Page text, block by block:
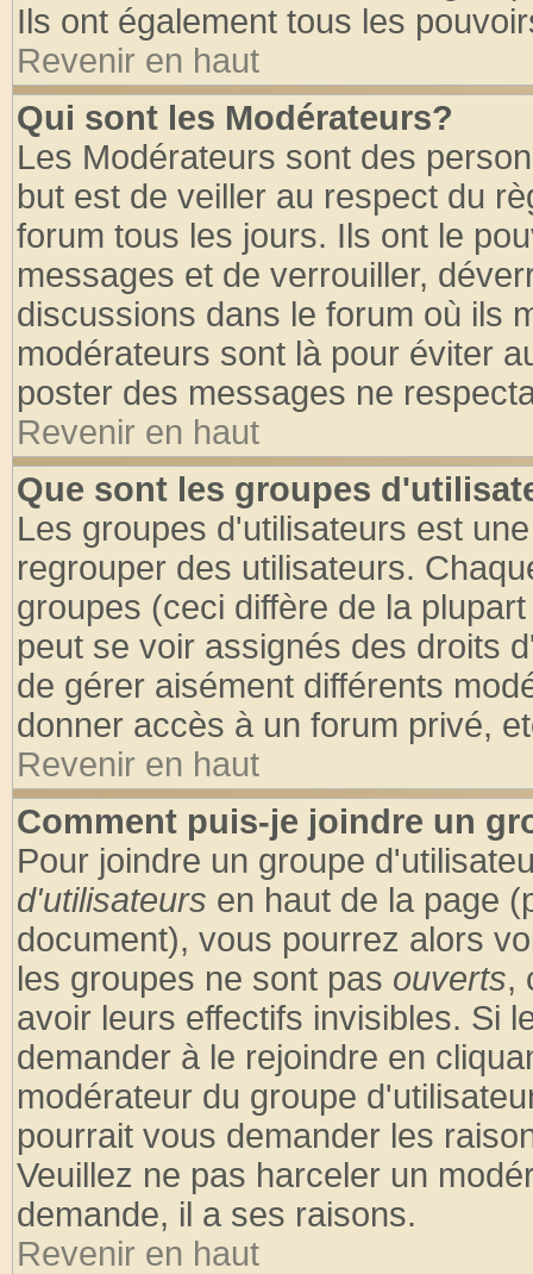
Ils ont également tous les
Revenir en haut
Qui sont les Modérateurs?
Les Modérateurs sont des
but est de veiller au respect du
forum tous les jours. Ils ont le
messages et de verrouiller,
discussions dans le forum où ils
modérateurs sont là pour éviter
poster des messages ne
Revenir en haut
Que sont les groupes
Les groupes d'utilisateurs est
regrouper des utilisateurs.
groupes (ceci diffère de la
peut se voir assignés des droits
de gérer aisément différents
donner accès à un forum privé,
Revenir en haut
Comment puis-je joindre un
Pour joindre un groupe
d'utilisateurs en haut de la page
document), vous pourrez alors
les groupes ne sont pas ouverts,
avoir leurs effectifs invisibles. Si
demander à le rejoindre en
modérateur du groupe
pourrait vous demander les
Veuillez ne pas harceler un
demande, il a ses raisons.
Revenir en haut